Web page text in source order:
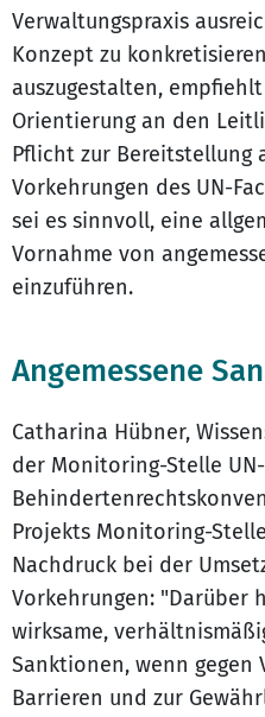
Verwaltungspraxis
Konzept zu
auszugestalten,
Orientierung an den
Pflicht zur Bereitstellung
Vorkehrungen des UN-
sei es sinnvoll, eine
Vornahme von
einzuführen.
Angemessene
Catharina Hübner,
der Monitoring-Stelle UN-
Projekts Monitoring-
Nachdruck bei der
Vorkehrungen: "Darüber
wirksame,
Sanktionen, wenn gegen
Barrieren und zur